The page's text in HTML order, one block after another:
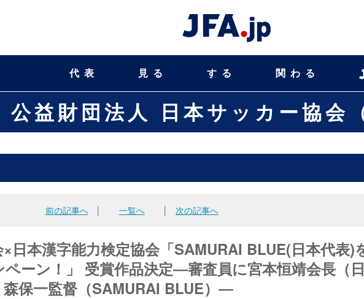
代表 見る する 関わる
公益財団法人 日本サッカー協会
前の記事へ│ 一覧へ 次の記事へ
日本漢字能力検定協会「SAMURAI BLUE(日本代表)
ーン！」 受賞作品決定―審査員に宮本恒靖会長（
保一監督（SAMURAI BLUE）―